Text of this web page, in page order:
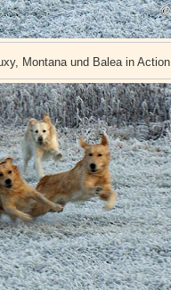
Montana und Balea in Action